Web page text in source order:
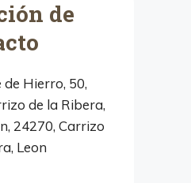
de
de Hierro, 50,
de la Ribera,
24270, Carrizo
Leon